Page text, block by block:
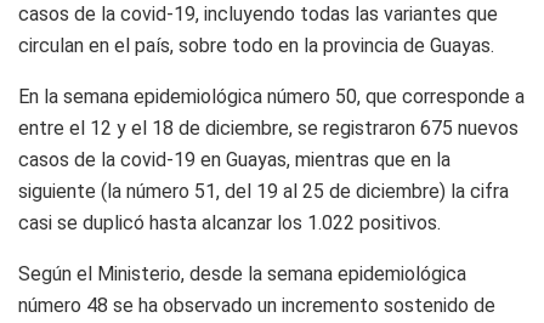
casos de la covid-19, incluyendo todas las variantes que
circulan en el país, sobre todo en la provincia de Guayas.
En la semana epidemiológica número 50, que corresponde a
entre el 12 y el 18 de diciembre, se registraron 675 nuevos
casos de la covid-19 en Guayas, mientras que en la
siguiente (la número 51, del 19 al 25 de diciembre) la cifra
casi se duplicó hasta alcanzar los 1.022 positivos.
Según el Ministerio, desde la semana epidemiológica
número 48 se ha observado un incremento sostenido de